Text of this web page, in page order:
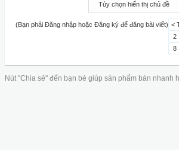
Tùy chọn hiển thị chủ đề
(Bạn phải Đăng nhập hoặc Đăng ký để đăng bài viết) <
2
8
Nút "Chia sẻ" đến bạn bè giúp sản phẩm bán nhanh